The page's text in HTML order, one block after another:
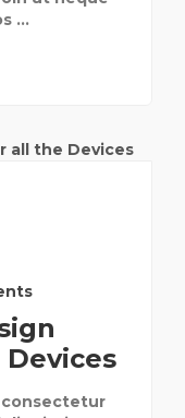
...
consectetur